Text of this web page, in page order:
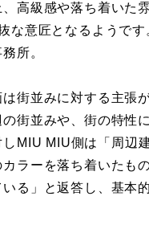
高級感や落ち着いた
な意匠となるようで
所。
街並みに対する主張
街並みや、街の特性
MIU MIU側は「周辺
ラーを落ち着いたも
る」と返答し、基本